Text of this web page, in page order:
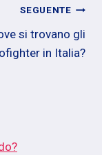
SEGUENTE
si trovano gli
in Italia?